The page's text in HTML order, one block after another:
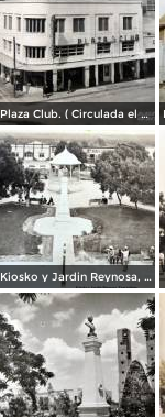
Plaza Club. ( Circulada el 21 de Mayo de 1957 ).
Kiosko y Jardin Reynosa, Tamaulipas ( Circulada el 2 de Febrero de 1949 ).